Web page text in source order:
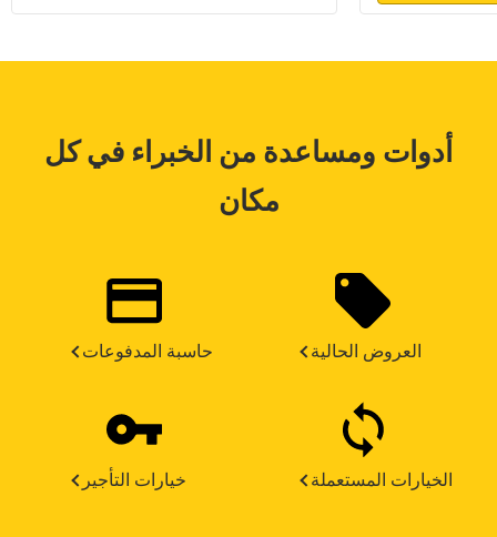
أدوات ومساعدة من الخبراء في كل
مكان
حاسبة المدفوعات العروض الحالية
خيارات التأجير الخيارات المستعملة